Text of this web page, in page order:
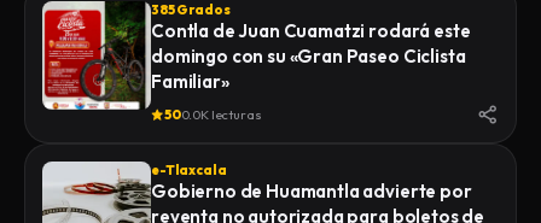
385 Grados
Contla de Juan Cuamatzi rodará este
domingo con su «Gran Paseo Ciclista
Familiar»
500.0K lecturas
e-Tlaxcala
Gobierno de Huamantla advierte por
reventa no autorizada para boletos de